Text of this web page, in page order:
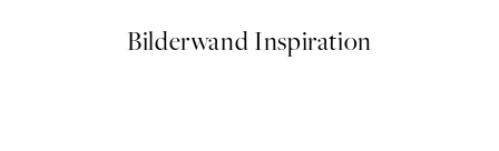
Bilderwand Inspiration